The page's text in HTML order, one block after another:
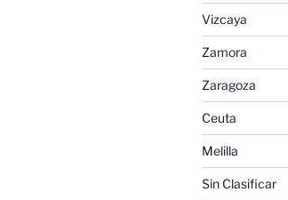
Vizcaya
Zamora
Zaragoza
Ceuta
Melilla
Sin Clasificar